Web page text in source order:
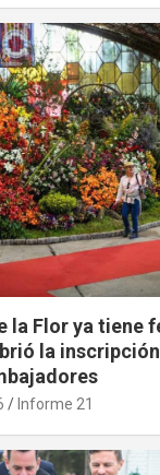
la Flor ya tiene
la
Informe 21